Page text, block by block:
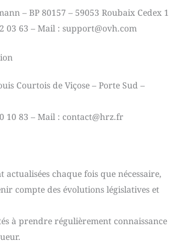
– BP 80157 – 59053 Roubaix Cedex 1
03 63 – Mail : support@ovh.com
Courtois de Viçose – Porte Sud –
10 83 – Mail : contact@hrz.fr
actualisées chaque fois que nécessaire,
compte des évolutions législatives et
à prendre régulièrement connaissance